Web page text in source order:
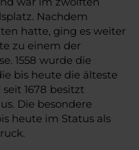
Nachdem
hatte, ging es weiter
zu einem der
1558 wurde die
bis heute die älteste
1678 besitzt
Die besondere
heute im Status als